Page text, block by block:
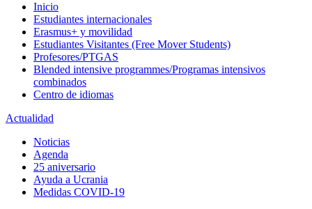
Inicio
Estudiantes internacionales
Erasmus+ y movilidad
Estudiantes Visitantes (Free Mover Students)
Profesores/PTGAS
Blended intensive programmes/Programas intensivos
combinados
Centro de idiomas
Actualidad
Noticias
Agenda
25 aniversario
Ayuda a Ucrania
Medidas COVID-19